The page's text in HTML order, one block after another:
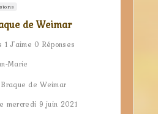
de Weimar
1 J'aime 0 Réponses
Marie
de Weimar
mercredi 9 juin 2021